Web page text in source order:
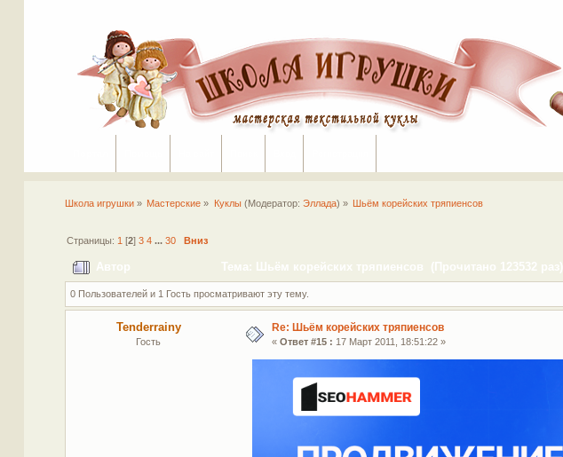
Школа игрушки » Мастерские » Куклы(Модератор: Эллада) » Шьём корейских тряпиенсов
Страницы: 1 [2]3 4 ...30 Вниз
Автор Тема: Шьём корейских тряпиенсов (Прочитано 123532 раз)
0 Пользователей и 1 Гость просматривают эту тему.
Tenderrainy
Гость
Re: Шьём корейских тряпиенсов
« Ответ #15 : 17 Март 2011, 18:51:22 »